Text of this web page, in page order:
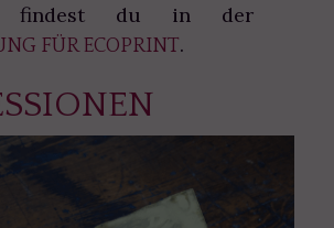
findest du in der
FÜR ECOPRINT.